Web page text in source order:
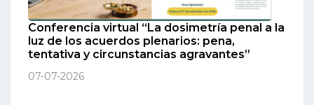
Conferencia virtual “La dosimetría penal a la
luz de los acuerdos plenarios: pena,
tentativa y circunstancias agravantes”
07-07-2026